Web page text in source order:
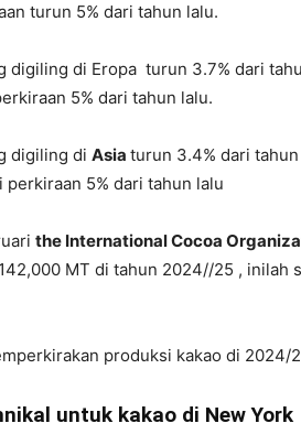
turun 5% dari tahun lalu.
digiling di Eropa turun 3.7% dari
5% dari tahun lalu.
digiling di Asia turun 3.4% dari
perkiraan 5% dari tahun lalu
the International Cocoa
MT di tahun 2024//25 , inilah
produksi kakao di 2024/
untuk kakao di New York